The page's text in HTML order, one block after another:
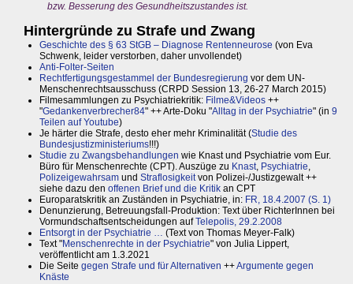
bzw. Besserung des Gesundheitszustandes ist.
Hintergründe zu Strafe und Zwang
Geschichte des § 63 StGB – Diagnose Rentenneurose (von Eva
Schwenk, leider verstorben, daher unvollendet)
Anti-Folter-Seiten
Rechtfertigungsgestammel der Bundesregierung vor dem UN-
Menschenrechtsausschuss (CRPD Session 13, 26-27 March 2015)
Filmesammlungen zu Psychiatriekritik: Filme&Videos ++
"Gedankenverbrecher84" ++ Arte-Doku "Alltag in der Psychiatrie" (in 9
Teilen auf Youtube)
Je härter die Strafe, desto eher mehr Kriminalität (Studie des
Bundesjustizministeriums!!!)
Studie zu Zwangsbehandlungen wie Knast und Psychiatrie vom Eur.
Büro für Menschenrechte (CPT). Auszüge zu Knast, Psychiatrie,
Polizeigewahrsam und Straflosigkeitvon Polizei-/Justizgewalt ++
siehe dazu den offenen Brief und die Kritik an CPT
Europaratskritik an Zuständen in Psychiatrie, in: FR, 18.4.2007 (S. 1)
Denunzierung, Betreuungsfall-Produktion: Text über RichterInnen bei
Vormundschaftsentscheidungen aufTelepolis, 29.2.2008
Entsorgt in der Psychiatrie … (Text von Thomas Meyer-Falk)
Text "Menschenrechte in der Psychiatrie" von Julia Lippert,
veröffentlicht am 1.3.2021
Die Seite gegen Strafe und für Alternativen ++Argumente gegen
Knäste